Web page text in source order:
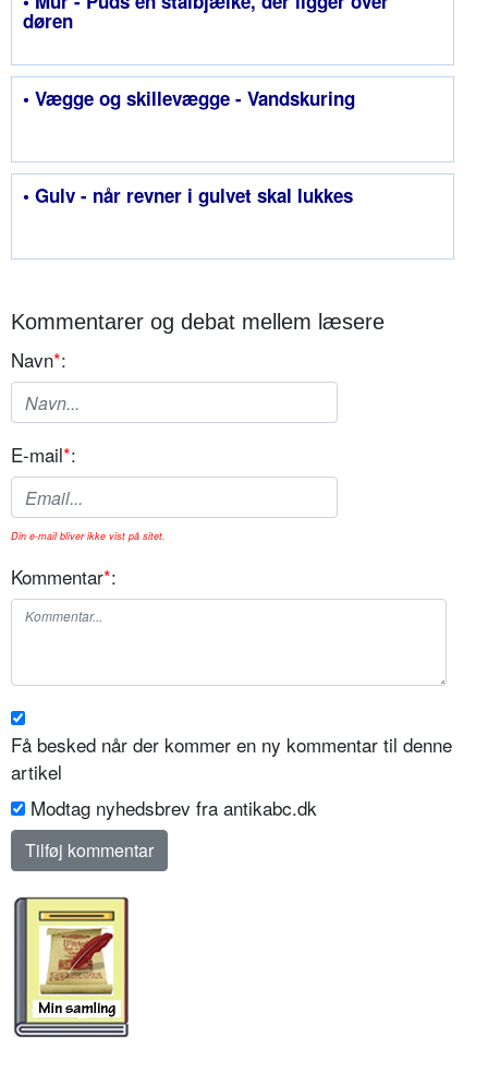
døren
• Vægge og skillevægge - Vandskuring
• Gulv - når revner i gulvet skal lukkes
Kommentarer og debat mellem læsere
Navn*:
E-mail*:
Din e-mail bliver ikke vist på sitet.
Kommentar*:
Få besked når der kommer en ny kommentar til denne
artikel
Modtag nyhedsbrev fra antikabc.dk